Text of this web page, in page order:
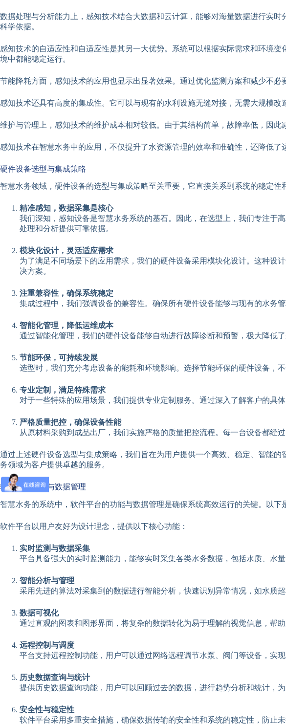
数据处理与分析能力上，感知技术结合大数据和云计算，能够对海量数据进行实
科学依据。
感知技术的自适应性和自适应性是其另一大优势。系统可以根据实际需求和环境
境中都能稳定运行。
节能降耗方面，感知技术的应用也显示出显著效果。通过优化监测方案和减少不
感知技术还具有高度的集成性。它可以与现有的水利设施无缝对接，无需大规模
维护与管理上，感知技术的维护成本相对较低。由于其结构简单，故障率低，因此
感知技术在智慧水务中的应用，不仅提升了水资源管理的效率和准确性，还降低
硬件设备选型与集成策略
智慧水务领域，硬件设备的选型与集成策略至关重要，它直接关系到系统的稳定
精准感知，数据采集是核心
我们深知，感知设备是智慧水务系统的基石。因此，在选型上，我们专注于
处理和分析提供可靠依据。
模块化设计，灵活适应需求
为了满足不同场景下的应用需求，我们的硬件设备采用模块化设计。这种设
决方案。
注重兼容性，确保系统稳定
集成过程中，我们强调设备的兼容性。确保所有硬件设备能够与现有的水务
智能化管理，降低运维成本
通过智能化管理，我们的硬件设备能够自动进行故障诊断和预警，极大降低
节能环保，可持续发展
选型时，我们充分考虑设备的能耗和环境影响。选择节能环保的硬件设备，
专业定制，满足特殊需求
对于一些特殊的应用场景，我们提供专业定制服务。通过深入了解客户的具
严格质量把控，确保设备性能
从原材料采购到成品出厂，我们实施严格的质量把控流程。每一台设备都经
通过上述硬件设备选型与集成策略，我们旨在为用户提供一个高效、稳定、智能
务领域为客户提供卓越的服务。
软件平台功能与数据管理
智慧水务的系统中，软件平台的功能与数据管理是确保系统高效运行的关键。以下
软件平台以用户友好为设计理念，提供以下核心功能：
实时监测与数据采集
平台具备强大的实时监测能力，能够实时采集各类水务数据，包括水质、水
智能分析与管理
采用先进的算法对采集到的数据进行智能分析，快速识别异常情况，如水质
数据可视化
通过直观的图表和图形界面，将复杂的数据转化为易于理解的视觉信息，帮
远程控制与调度
平台支持远程控制功能，用户可以通过网络远程调节水泵、阀门等设备，实
历史数据查询与统计
提供历史数据查询功能，用户可以回顾过去的数据，进行趋势分析和统计，为
安全性与稳定性
软件平台采用多重安全措施，确保数据传输的安全性和系统的稳定性，防止未